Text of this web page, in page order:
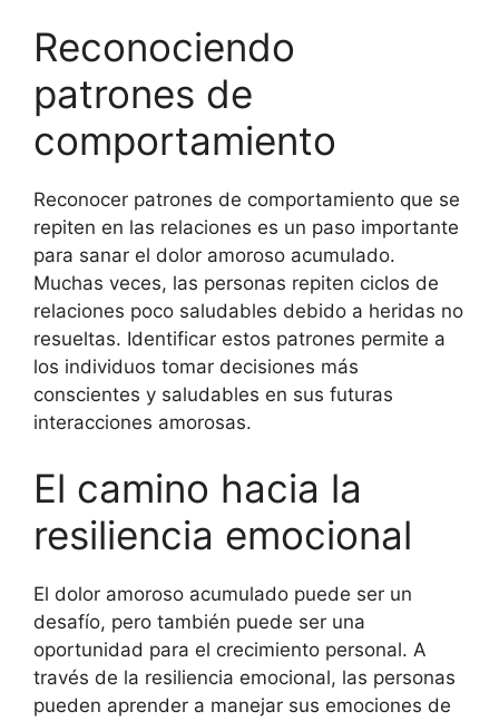
Reconociendo
patrones de
comportamiento
Reconocer patrones de comportamiento que se
repiten en las relaciones es un paso importante
para sanar el dolor amoroso acumulado.
Muchas veces, las personas repiten ciclos de
relaciones poco saludables debido a heridas no
resueltas. Identificar estos patrones permite a
los individuos tomar decisiones más
conscientes y saludables en sus futuras
interacciones amorosas.
El camino hacia la
resiliencia emocional
El dolor amoroso acumulado puede ser un
desafío, pero también puede ser una
oportunidad para el crecimiento personal. A
través de la resiliencia emocional, las personas
pueden aprender a manejar sus emociones de